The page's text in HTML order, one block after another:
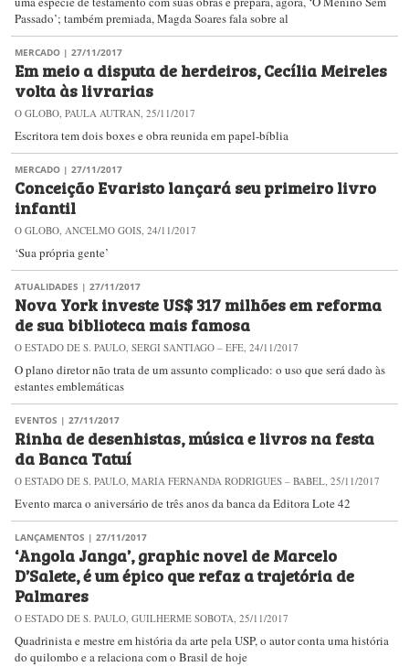
Passado’; também premiada, Magda Soares fala sobre al
MERCADO | 27/11/2017
Em meio a disputa de herdeiros, Cecília Meireles
volta às livrarias
O GLOBO, PAULA AUTRAN, 25/11/2017
Escritora tem dois boxes e obra reunida em papel-bíblia
MERCADO | 27/11/2017
Conceição Evaristo lançará seu primeiro livro
infantil
O GLOBO, ANCELMO GOIS, 24/11/2017
‘Sua própria gente’
ATUALIDADES | 27/11/2017
Nova York investe US$ 317 milhões em reforma
de sua biblioteca mais famosa
O ESTADO DE S. PAULO, SERGI SANTIAGO – EFE, 24/11/2017
O plano diretor não trata de um assunto complicado: o uso que será dado às
estantes emblemáticas
EVENTOS | 27/11/2017
Rinha de desenhistas, música e livros na festa
da Banca Tatuí
O ESTADO DE S. PAULO, MARIA FERNANDA RODRIGUES – BABEL, 25/11/2017
Evento marca o aniversário de três anos da banca da Editora Lote 42
LANÇAMENTOS | 27/11/2017
‘Angola Janga’, graphic novel de Marcelo
D’Salete, é um épico que refaz a trajetória de
Palmares
O ESTADO DE S. PAULO, GUILHERME SOBOTA, 25/11/2017
Quadrinista e mestre em história da arte pela USP, o autor conta uma história
do quilombo e a relaciona com o Brasil de hoje